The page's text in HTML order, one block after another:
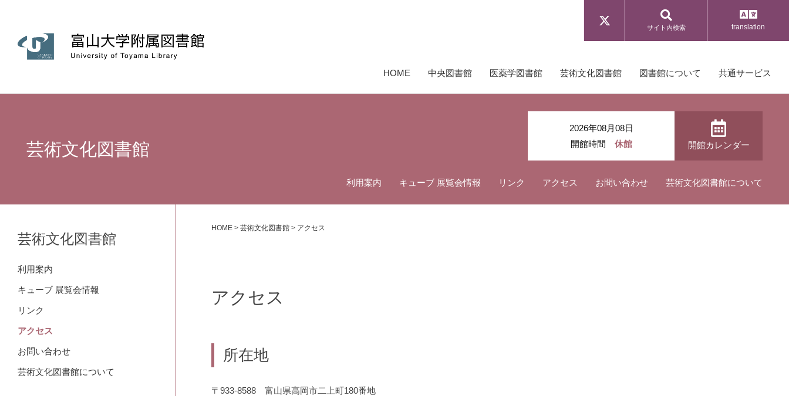
サイト内検索 translation
HOME 中央図書館 医薬学図書館 芸術文化図書館 図書館について 共通サービス
芸術文化図書館
2026年08月08日
開館時間
休館 開館カレンダー
利用案内
本や論文の取り寄せ
図書の寄贈について
教職員の方へ
キューブ 展覧会情報 リンク アクセス お問い合わせ
芸術文化図書館について
HOME > 芸術文化図書館 > アクセス
アクセス
所在地
〒933-8588 富山県高岡市二上町180番地
芸術文化図書館
利用案内
キューブ 展覧会情報
リンク
アクセス
お問い合わせ
芸術文化図書館について